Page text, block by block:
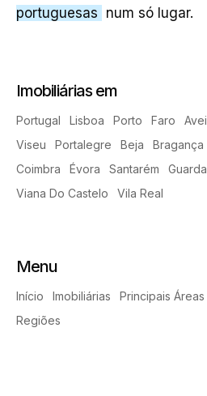
portuguesas num só lugar.
Imobiliárias em
Portugal Lisboa Porto Faro
Viseu
Portalegre Beja Bragança
Coimbra
Évora Santarém Guarda
Viana Do Castelo
Vila Real
Menu
Início Imobiliárias
Principais
Regiões